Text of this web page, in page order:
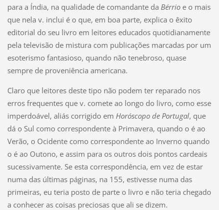
para a Índia, na qualidade de comandante da Bérrioe o mais
que nela v. inclui é o que, em boa parte, explica o êxito
editorial do seu livro em leitores educados quotidianamente
pela televisão de mistura com publicações marcadas por um
esoterismo fantasioso, quando não tenebroso, quase
sempre de proveniência americana.
Claro que leitores deste tipo não podem ter reparado nos
erros frequentes que v. comete ao longo do livro, como esse
imperdoável, aliás corrigido em Horóscopo de Portugal, que
dá o Sul como correspondente à Primavera, quando o é ao
Verão, o Ocidente como correspondente ao Inverno quando
o é ao Outono, e assim para os outros dois pontos cardeais
sucessivamente. Se esta correspondência, em vez de estar
numa das últimas páginas, na 155, estivesse numa das
primeiras, eu teria posto de parte o livro e não teria chegado
a conhecer as coisas preciosas que ali se dizem.